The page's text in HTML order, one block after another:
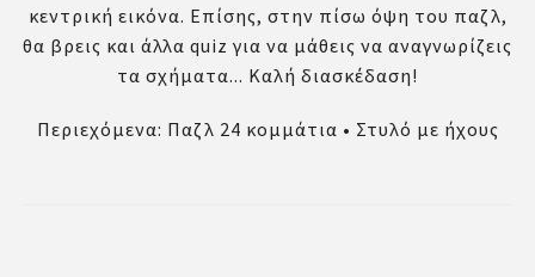
κεντρική εικόνα. Επίσης, στην πίσω όψη του παζλ,
θα βρεις και άλλα quiz για να μάθεις να αναγνωρίζεις
τα σχήματα... Καλή διασκέδαση!
Περιεχόμενα: Παζλ 24 κομμάτια • Στυλό με ήχους